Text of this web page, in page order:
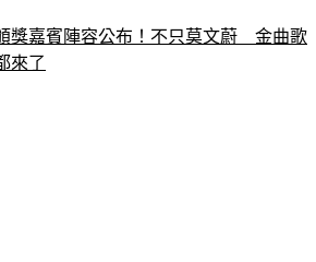
獎嘉賓陣容公布！不只莫文蔚　金曲歌